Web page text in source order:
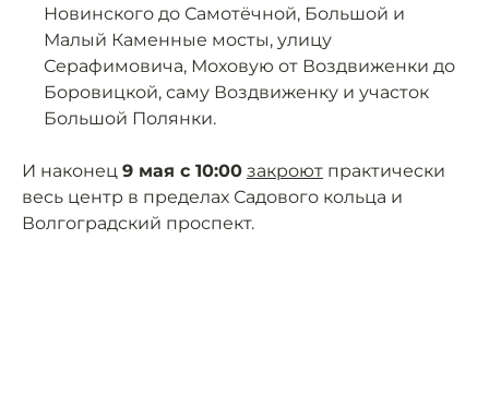
Новинского до Самотёчной, Большой и
Малый Каменные мосты, улицу
Серафимовича, Моховую от Воздвиженки до
Боровицкой, саму Воздвиженку и участок
Большой Полянки.
И наконец 9 мая с 10:00 закроют практически
весь центр в пределах Садового кольца и
Волгоградский проспект.